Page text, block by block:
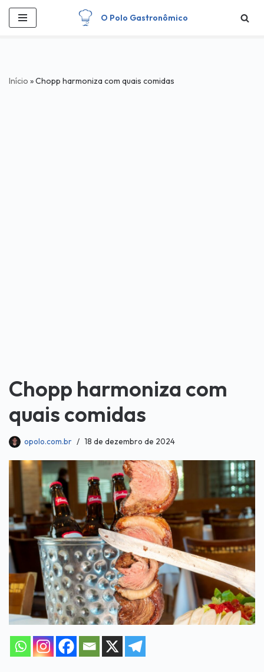
Pular
O Polo Gastronômico
Início »Chopp harmoniza com quais comidas
Chopp harmoniza com
quais comidas
opolo.com.br 18 de dezembro de 2024